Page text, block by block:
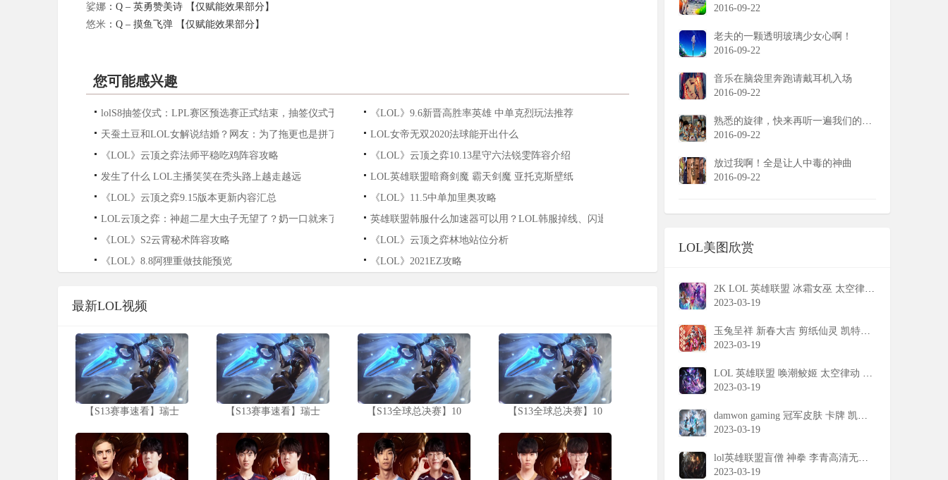
娑娜 ：Q – 英勇赞美诗 【仅赋能效果部分】
悠米 ：Q – 摸鱼飞弹 【仅赋能效果部分】
您可能感兴趣
lolS8抽签仪式：LPL赛区预选赛正式结束，抽签仪式于9月23日举行《LOL》9.6新晋高胜率英雄 中单克烈玩法推荐
天蚕土豆和LOL女解说结婚？网友：为了拖更也是拼了！
LOL女帝无双2020法球能开出什么
《LOL》云顶之弈法师平稳吃鸡阵容攻略
《LOL》云顶之弈10.13星守六法锐雯阵容介绍
发生了什么 LOL主播笑笑在秃头路上越走越远
LOL英雄联盟暗裔剑魔 霸天剑魔 亚托克斯壁纸
《LOL》云顶之弈9.15版本更新内容汇总
《LOL》11.5中单加里奥攻略
LOL云顶之弈：神超二星大虫子无望了？奶一口就来了！
英雄联盟韩服什么加速器可以用？LOL韩服掉线、闪退、封号解决办法大全
《LOL》S2云霄秘术阵容攻略
《LOL》云顶之弈林地站位分析
《LOL》8.8阿狸重做技能预览
《LOL》2021EZ攻略
最新LOL视频
【S13赛事速看】瑞士 【S13赛事速看】瑞士 【S13全球总决赛】10 【S13全球总决赛】10
2016-09-22
老夫的一颗透明玻璃少女心啊！
2016-09-22
音乐在脑袋里奔跑请戴耳机入场
2016-09-22
熟悉的旋律，快来再听一遍我们的童年
2016-09-22
放过我啊！全是让人中毒的神曲
2016-09-22
LOL美图欣赏
2K LOL 英雄联盟 冰霜女巫 太空律动 丽桑卓 高清 壁纸
2023-03-19
玉兔呈祥 新春大吉 剪纸仙灵 凯特琳 卡蜜尔 佐伊 格温 萨勒芬妮 lol 英雄联盟 壁纸
2023-03-19
LOL 英雄联盟 唤潮鲛姬 太空律动 娜美 2K 电脑 高清 壁纸
2023-03-19
damwon gaming 冠军皮肤 卡牌 凯南 蕾欧娜 奈德丽 烬LOL英雄联盟壁纸
2023-03-19
lol英雄联盟盲僧 神拳 李青高清无水印壁纸
2023-03-19